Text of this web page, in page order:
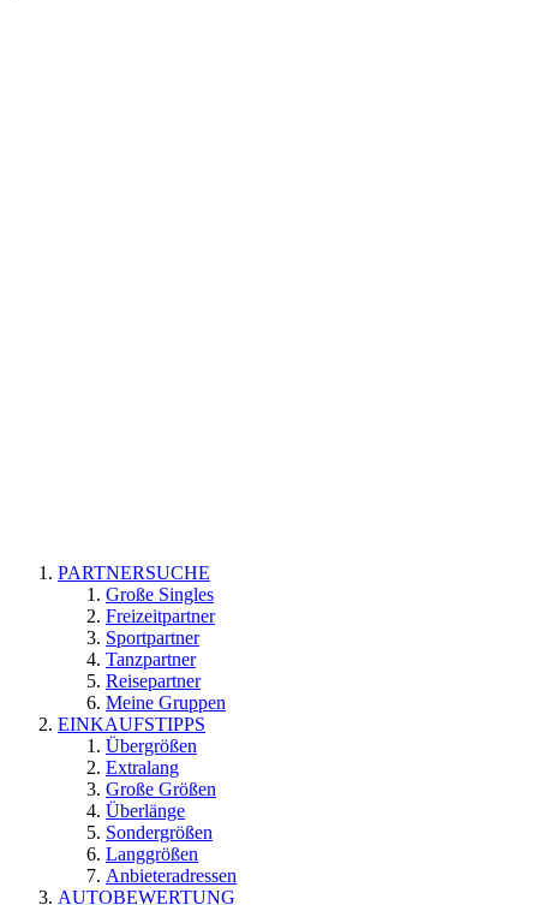
PARTNERSUCHE
Große Singles
Freizeitpartner
Sportpartner
Tanzpartner
Reisepartner
Meine Gruppen
EINKAUFSTIPPS
Übergrößen
Extralang
Große Größen
Überlänge
Sondergrößen
Langgrößen
Anbieteradressen
AUTOBEWERTUNG